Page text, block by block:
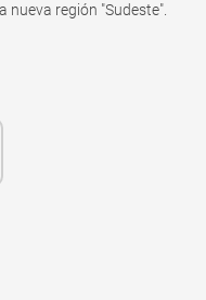
nueva región "Sudeste".